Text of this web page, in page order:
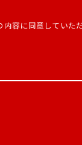
内容に同意していた